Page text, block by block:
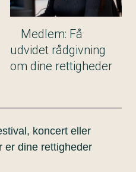
Medlem: Få
udvidet rådgivning
om dine rettigheder
koncert eller
er dine rettigheder